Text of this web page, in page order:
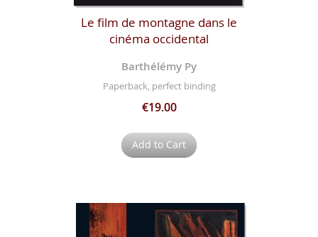
Le film de montagne dans le
cinéma occidental
Barthélémy Py
Paperback, perfect binding
€19.00
Add to Cart